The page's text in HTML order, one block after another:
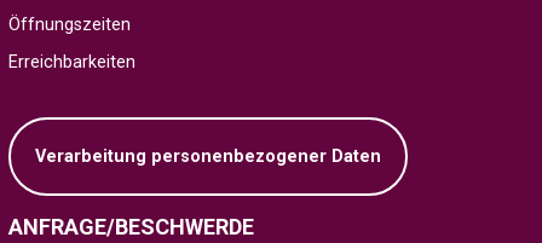
Öffnungszeiten
Erreichbarkeiten
Verarbeitung personenbezogener Daten
ANFRAGE/BESCHWERDE